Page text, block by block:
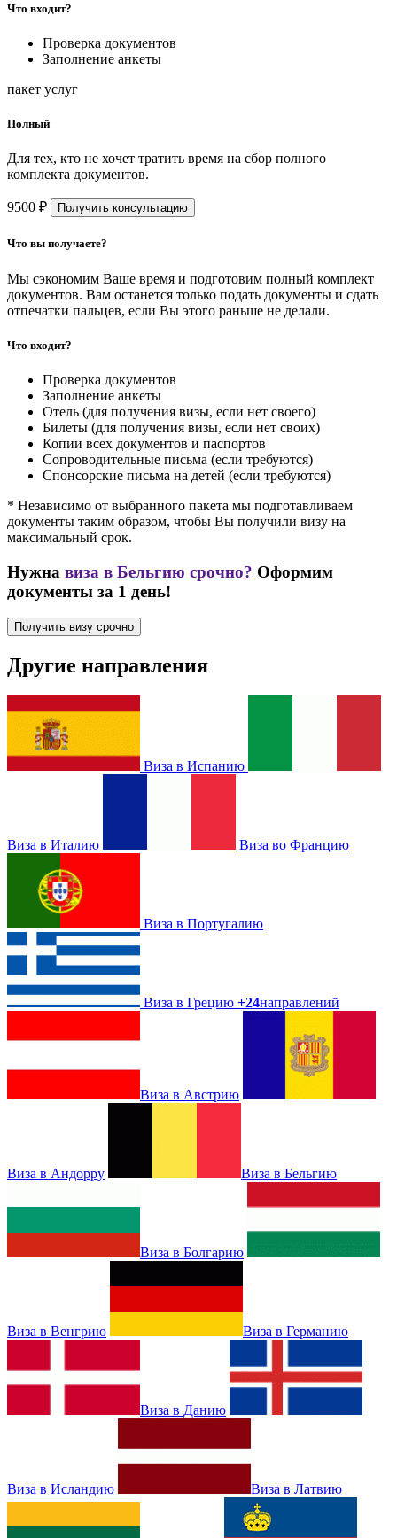
Что входит?
Проверка документов
Заполнение анкеты
пакет услуг
Полный
Для тех, кто не хочет тратить время на сбор полного
комплекта документов.
9500 ₽ Получить консультацию
Что вы получаете?
Мы сэкономим Ваше время и подготовим полный комплект
документов. Вам останется только подать документы и сдать
отпечатки пальцев, если Вы этого раньше не делали.
Что входит?
Проверка документов
Заполнение анкеты
Отель (для получения визы, если нет своего)
Билеты (для получения визы, если нет своих)
Копии всех документов и паспортов
Сопроводительные письма (если требуются)
Спонсорские письма на детей (если требуются)
* Независимо от выбранного пакета мы подготавливаем
документы таким образом, чтобы Вы получили визу на
максимальный срок.
Нужна виза в Бельгию срочно? Оформим
документы за 1 день!
Получить визу срочно
Другие направления
Виза в Испанию
Виза в Италию Виза во Францию
Виза в Португалию
Виза в Грецию +24направлений
Виза в Австрию
Виза в Андорру Виза в Бельгию
Виза в Болгарию
Виза в Венгрию Виза в Германию
Виза в Данию
Виза в Исландию Виза в Латвию